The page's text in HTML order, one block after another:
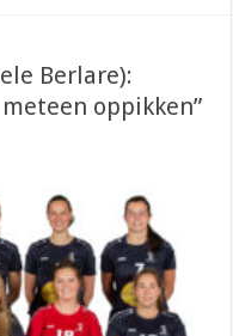
Berlare):
oppikken”